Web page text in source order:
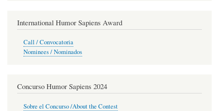
International Humor Sapiens Award
Call / Convocatoria
Nominees / Nominados
Concurso Humor Sapiens 2024
Sobre el Concurso /About the Contest